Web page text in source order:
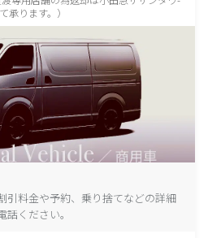
承ります。）
引料金や予約、乗り捨てなどの詳細
ください。